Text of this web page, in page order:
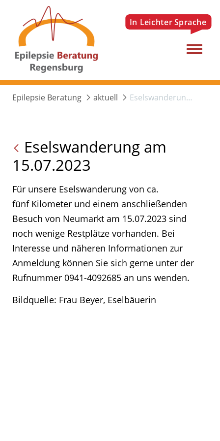
Menu
Epilepsie Beratung aktuell Eselswanderung am 15.07.2023
Eselswanderung am
15.07.2023
Für unsere Eselswanderung von ca.
fünf Kilometer und einem anschließenden
Besuch von Neumarkt am 15.07.2023 sind
noch wenige Restplätze vorhanden. Bei
Interesse und näheren Informationen zur
Anmeldung können Sie sich gerne unter der
Rufnummer 0941-4092685 an uns wenden.
Bildquelle: Frau Beyer, Eselbäuerin